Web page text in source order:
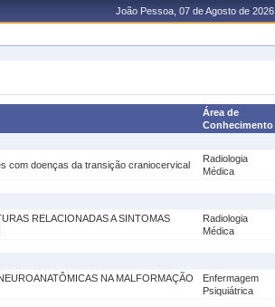
João Pessoa, 07 de Agosto de 2026
Área de
Conhecimento
com doenças da transição craniocervical
Radiologia
Médica
RELACIONADAS A SINTOMAS
Radiologia
Médica
NA MALFORMAÇÃO
Enfermagem
Psiquiátrica